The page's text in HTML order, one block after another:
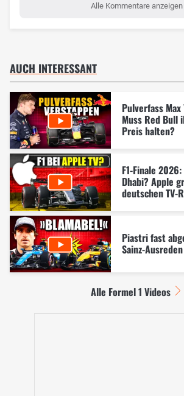
Alle Kommentare anzeigen
AUCH INTERESSANT
Pulverfass
Muss Red Bull
Preis halten?
F1-Finale
Dhabi? Apple
deutschen TV-
Piastri fast
Sainz-
Alle Formel 1 Videos